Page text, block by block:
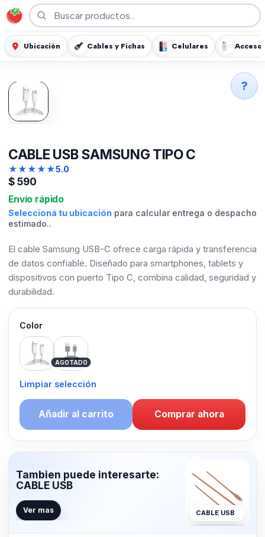
Ubicación Cables y Fichas Celulares
CABLE USB SAMSUNG TIPO C
★★★★★5.0
$590
Envío rápido
Seleccioná tu ubicación para calcular entrega o despacho
estimado..
El cable Samsung USB-C ofrece carga rápida y transferencia
de datos confiable. Diseñado para smartphones, tablets y
dispositivos con puerto Tipo C, combina calidad, seguridad y
durabilidad.
Color
White Black
AGOTADO
Limpiar selección
Añadir al carrito Comprar ahora
Tambien puede interesarte:
CABLE USB
Ver mas CABLE USB
?